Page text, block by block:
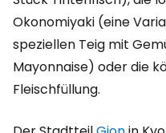
Okonomiyaki (eine
speziellen Teig mit
Mayonnaise) oder die
Fleischfüllung.